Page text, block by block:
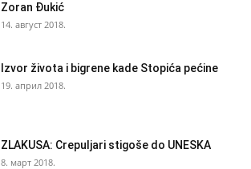
Zoran Đukić
14. август 2018.
Izvor života i bigrene kade Stopića pećine
19. април 2018.
ZLAKUSA: Crepuljari stigoše do UNESKA
8. март 2018.